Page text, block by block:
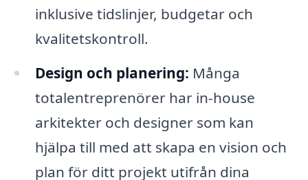
inklusive tidslinjer, budgetar och
kvalitetskontroll.
Design och planering: Många
totalentreprenörer har in-house
arkitekter och designer som kan
hjälpa till med att skapa en vision och
plan för ditt projekt utifrån dina